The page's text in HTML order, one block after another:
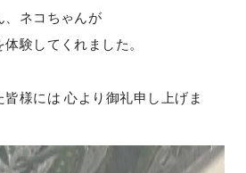
、ネコちゃんが
験してくれました。
皆様には 心より御礼申し上げま